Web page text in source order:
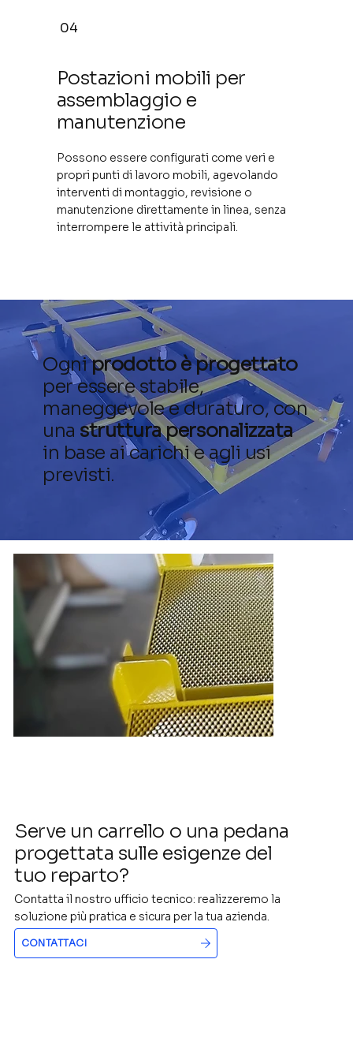
04
Postazioni mobili per
assemblaggio e
manutenzione
Possono essere configurati come veri e
propri punti di lavoro mobili, agevolando
interventi di montaggio, revisione o
manutenzione direttamente in linea, senza
interrompere le attività principali.
Ogniprodotto è progettato
per essere stabile,
maneggevole e duraturo, con
una struttura personalizzata
in base ai carichi e agli usi
previsti.
Serve un carrello o una pedana
progettata sulle esigenze del
tuo reparto?
Contatta il nostro ufficio tecnico: realizzeremo la
soluzione più pratica e sicura per la tua azienda.
CONTATTACI